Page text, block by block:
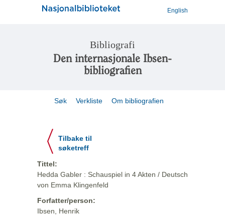
English
Bibliografi
Den internasjonale Ibsen-
bibliografien
Søk Verkliste Om bibliografien
Tilbake til
søketreff
Tittel:
Hedda Gabler : Schauspiel in 4 Akten / Deutsch
von Emma Klingenfeld
Forfatter/person:
Ibsen, Henrik